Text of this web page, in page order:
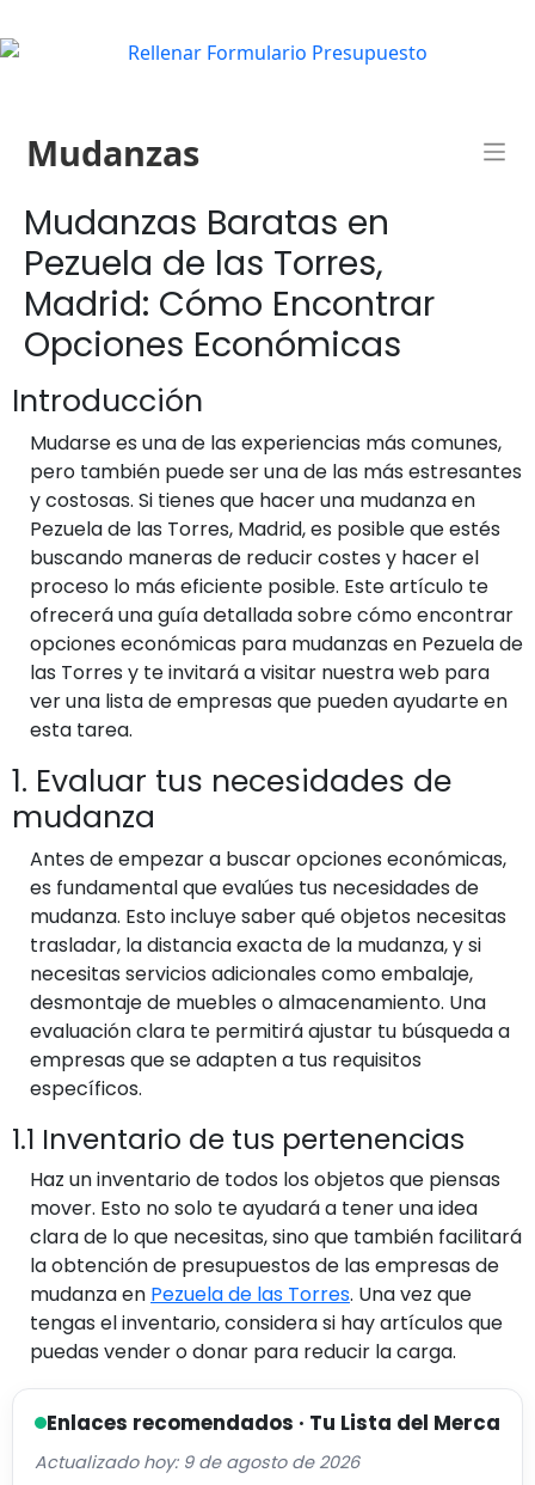
Mudanzas
Mudanzas Baratas en
Pezuela de las Torres,
Madrid: Cómo Encontrar
Opciones Económicas
Introducción
Mudarse es una de las experiencias más comunes,
pero también puede ser una de las más estresantes
y costosas. Si tienes que hacer una mudanza en
Pezuela de las Torres, Madrid, es posible que estés
buscando maneras de reducir costes y hacer el
proceso lo más eficiente posible. Este artículo te
ofrecerá una guía detallada sobre cómo encontrar
opciones económicas para mudanzas en Pezuela de
las Torres y te invitará a visitar nuestra web para
ver una lista de empresas que pueden ayudarte en
esta tarea.
1. Evaluar tus necesidades de
mudanza
Antes de empezar a buscar opciones económicas,
es fundamental que evalúes tus necesidades de
mudanza. Esto incluye saber qué objetos necesitas
trasladar, la distancia exacta de la mudanza, y si
necesitas servicios adicionales como embalaje,
desmontaje de muebles o almacenamiento. Una
evaluación clara te permitirá ajustar tu búsqueda a
empresas que se adapten a tus requisitos
específicos.
1.1 Inventario de tus pertenencias
Haz un inventario de todos los objetos que piensas
mover. Esto no solo te ayudará a tener una idea
clara de lo que necesitas, sino que también facilitará
la obtención de presupuestos de las empresas de
mudanza en Pezuela de las Torres. Una vez que
tengas el inventario, considera si hay artículos que
puedas vender o donar para reducir la carga.
Enlaces recomendados · Tu Lista del Merca
Actualizado hoy: 9 de agosto de 2026